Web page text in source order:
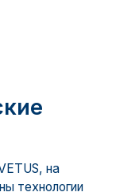
на
технологии